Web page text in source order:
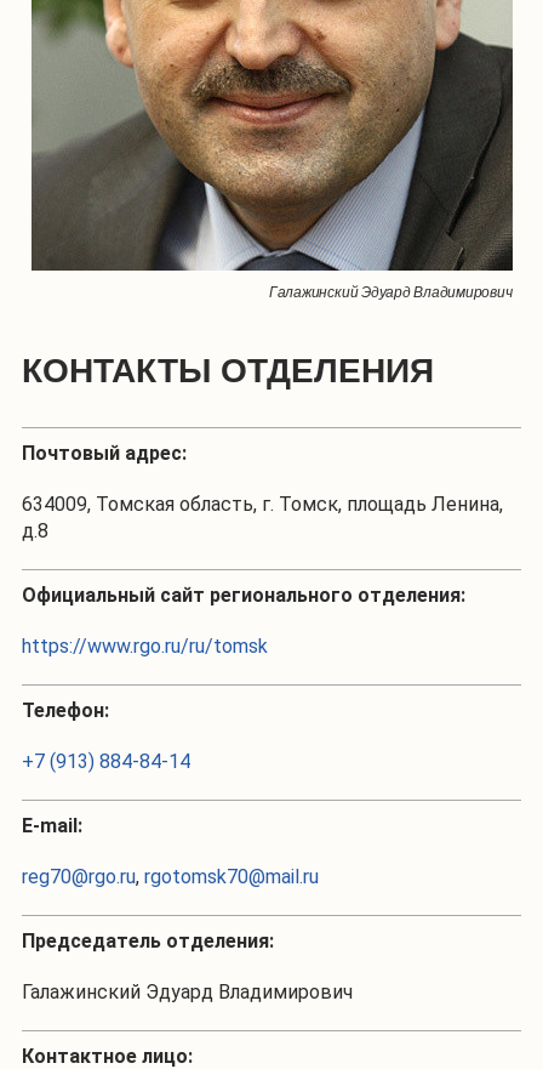
Галажинский Эдуард Владимирович
КОНТАКТЫ ОТДЕЛЕНИЯ
Почтовый адрес:
634009, Томская область, г. Томск, площадь Ленина,
д.8
Официальный сайт регионального отделения:
https://www.rgo.ru/ru/tomsk
Телефон:
+7 (913) 884-84-14
Е-mail:
reg70@rgo.ru, rgotomsk70@mail.ru
Председатель отделения:
Галажинский Эдуард Владимирович
Контактное лицо: